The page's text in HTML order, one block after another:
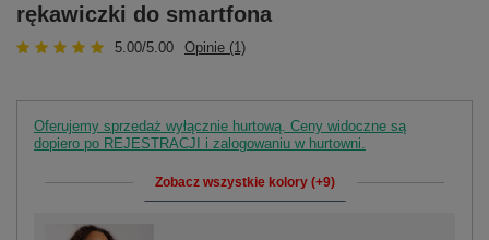
rękawiczki do smartfona
5.00/5.00 Opinie (1)
Oferujemy sprzedaż wyłącznie hurtową. Ceny widoczne są
dopiero po REJESTRACJI i zalogowaniu w hurtowni.
Zobacz wszystkie kolory (+9)